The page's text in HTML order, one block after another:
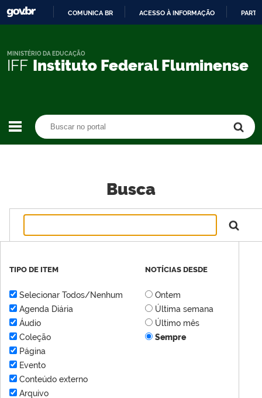
CONTEÚDO
COMUNICA BR ACESSO À INFORMAÇÃO
IFF Instituto Federal Fluminense
MINISTÉRIO DA EDUCAÇÃO
Busca
TIPO DE ITEM
Selecionar Todos/Nenhum
Agenda Diária
Áudio
Coleção
Página
Evento
Conteúdo externo
Arquivo
NOTÍCIAS DESDE
Ontem
Última semana
Último mês
Sempre